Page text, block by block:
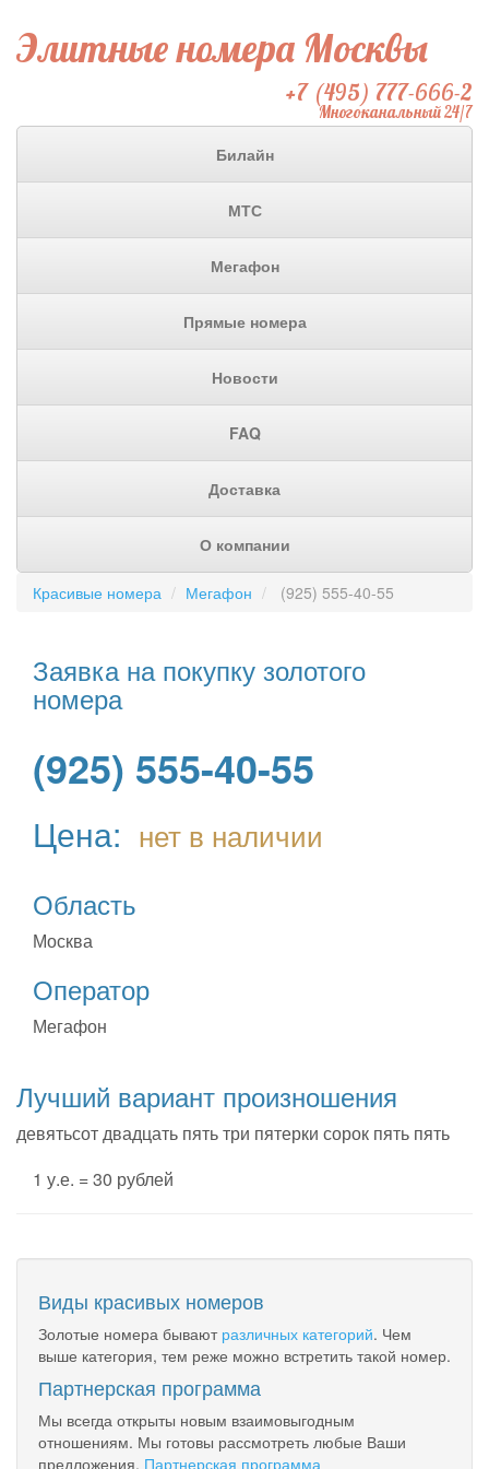
Элитные номера Москвы
+7 (495) 777-666-2
Многоканальный 24/7
Билайн
МТС
Мегафон
Прямые номера
Новости
FAQ
Доставка
О компании
Красивые номера Мегафон (925) 555-40-55
Заявка на покупку золотого
номера
(925) 555-40-55
Цена: нет в наличии
Область
Москва
Оператор
Мегафон
Лучший вариант произношения
девятьсот двадцать пять три пятерки сорок пять пять
1 у.е. = 30 рублей
Виды красивых номеров
Золотые номера бывают различных категорий. Чем
выше категория, тем реже можно встретить такой номер.
Партнерская программа
Мы всегда открыты новым взаимовыгодным
отношениям. Мы готовы рассмотреть любые Ваши
предложения. Партнерская программа